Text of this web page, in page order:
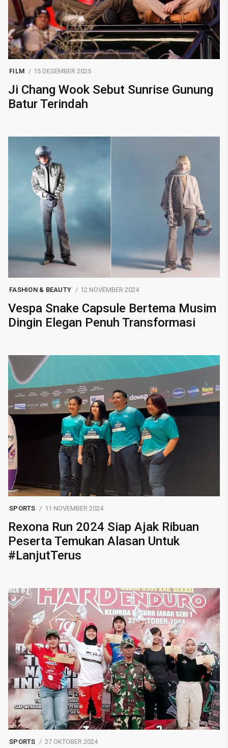
FILM 15 DESEMBER 2025
Ji Chang Wook Sebut Sunrise Gunung
Batur Terindah
FASHION & BEAUTY 12 NOVEMBER 2024
Vespa Snake Capsule Bertema Musim
Dingin Elegan Penuh Transformasi
SPORTS 11 NOVEMBER 2024
Rexona Run 2024 Siap Ajak Ribuan
Peserta Temukan Alasan Untuk
#LanjutTerus
SPORTS 27 OKTOBER 2024